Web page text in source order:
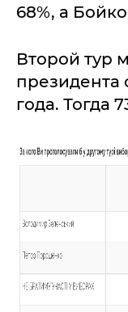
68%, а Бойко
Второй тур
президента
года. Тогда